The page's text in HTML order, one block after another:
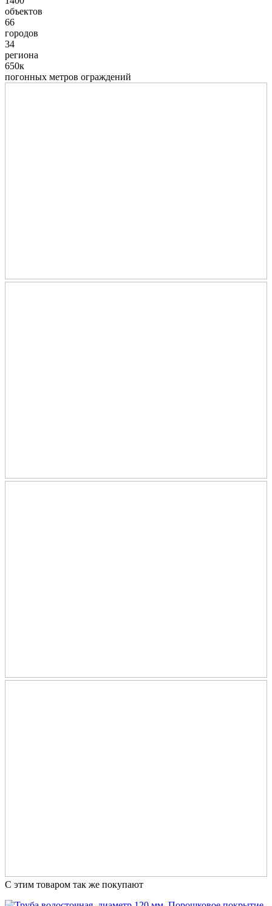
объектов
66
городов
34
региона
650к
погонных метров ограждений
С этим товаром так же покупают